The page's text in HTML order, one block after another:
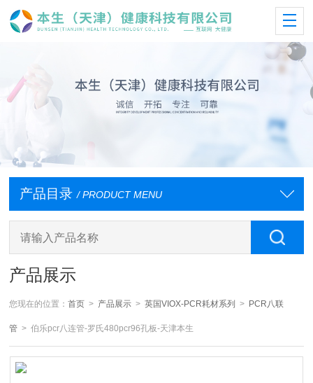
产品目录 / PRODUCT MENU
产品展示
您现在的位置：首页 > 产品展示 >英国VIOX-PCR耗材系列 > PCR八联
管 > 伯乐pcr八连管-罗氏480pcr96孔板-天津本生